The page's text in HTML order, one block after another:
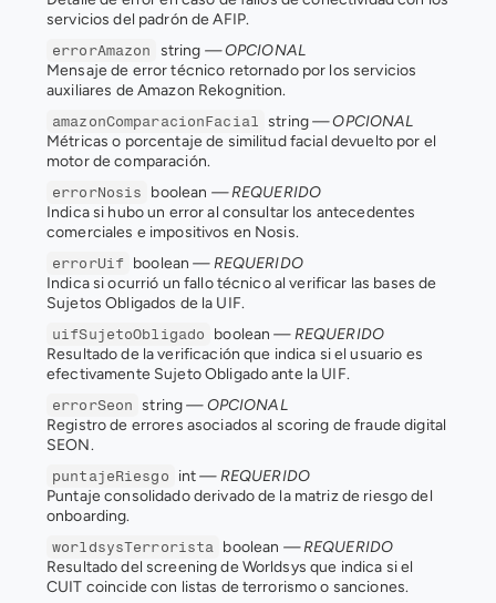
servicios del padrón de AFIP.
errorAmazon string — OPCIONAL
Mensaje de error técnico retornado por los servicios
auxiliares de Amazon Rekognition.
amazonComparacionFacial string — OPCIONAL
Métricas o porcentaje de similitud facial devuelto por el
motor de comparación.
errorNosis boolean — REQUERIDO
Indica si hubo un error al consultar los antecedentes
comerciales e impositivos en Nosis.
errorUif boolean — REQUERIDO
Indica si ocurrió un fallo técnico al verificar las bases de
Sujetos Obligados de la UIF.
uifSujetoObligado boolean — REQUERIDO
Resultado de la verificación que indica si el usuario es
efectivamente Sujeto Obligado ante la UIF.
errorSeon string — OPCIONAL
Registro de errores asociados al scoring de fraude digital
SEON.
puntajeRiesgo int — REQUERIDO
Puntaje consolidado derivado de la matriz de riesgo del
onboarding.
worldsysTerrorista boolean — REQUERIDO
Resultado del screening de Worldsys que indica si el
CUIT coincide con listas de terrorismo o sanciones.